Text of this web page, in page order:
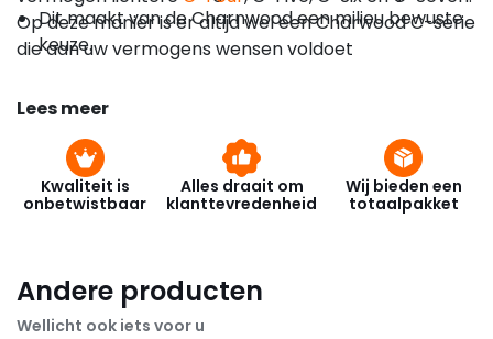
Dit maakt van de Charnwood een milieu bewuste
keuze.
Op deze manier is er altijd wel een Charwood C-serie
die aan uw vermogens wensen voldoet
Lees meer
Kwaliteit is
onbetwistbaar
Alles draait om
klanttevredenheid
Wij bieden een
totaalpakket
Andere producten
Wellicht ook iets voor u